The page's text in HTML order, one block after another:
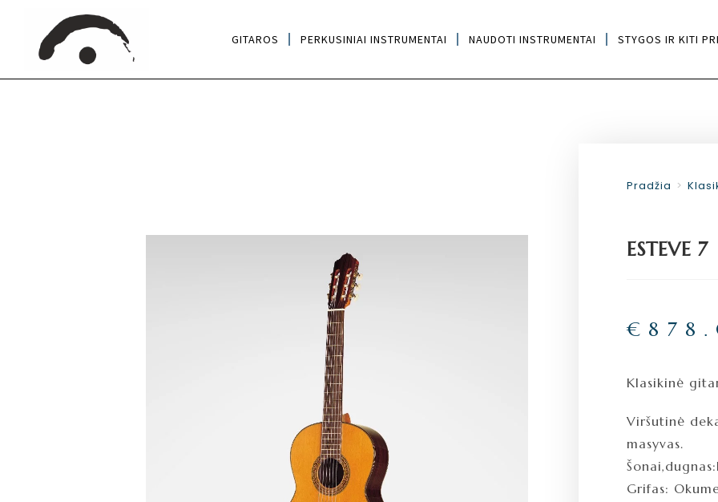
GITAROS PERKUSINIAI INSTRUMENTAI NAUDOTI INSTRUMENTAI STYGOS IR KITI
Pradžia >
ESTEVE 7
€
Klasikinė
Viršutinė
masyvas.
Grifas: